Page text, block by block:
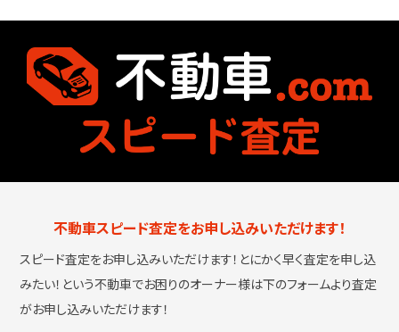
不動車スピード査定をお申し込みいただけます！
スピード査定をお申し込みいただけます！とにかく早く査定を申し込
みたい！という不動車でお困りのオーナー様は下のフォームより査定
がお申し込みいただけます！